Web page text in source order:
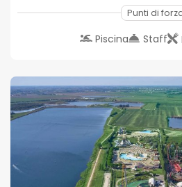
Punti di
Piscina Staff